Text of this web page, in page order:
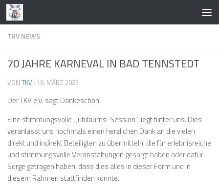
Zum Inhalt springen
TKV NEWS
70 JAHRE KARNEVAL IN BAD TENNSTEDT
VON TKV · 16. MÄRZ 2023
Der TKV e.V. sagt Dankeschön
Eine stimmungsvolle „Jubiläums-Session“ liegt hinter uns. Dies
veranlasst uns nochmals einen herzlichen Dank an die vielen
direkt und indirekt Beteiligten zu übermitteln, die für erlebnisreiche
und stimmungsvolle Veranstaltungen gesorgt haben oder dafür
Sorge getragen haben, dass dies alles in dieser Form und in
diesem Rahmen stattfinden konnte.